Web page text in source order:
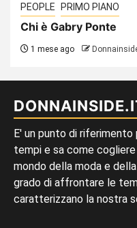
PEOPLE PRIMO PIANO
Chi è Gabry Ponte
1 mese ago
E' un punto di riferimento
tempi e sa come
mondo della moda e
grado di affrontare le
caratterizzano la nostra